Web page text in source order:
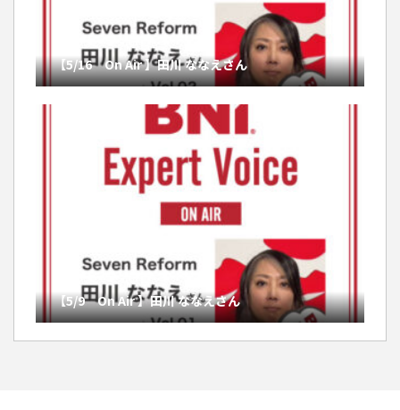
【5/16 On Air 】田川 ななえさん
【5/9 On Air 】田川 ななえさん